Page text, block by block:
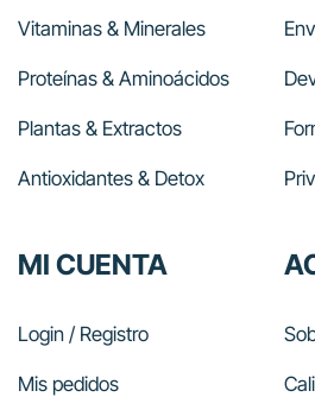
Vitaminas & Minerales
Proteínas & Aminoácidos
Plantas & Extractos
Antioxidantes & Detox
MI CUENTA
Login / Registro
Mis pedidos